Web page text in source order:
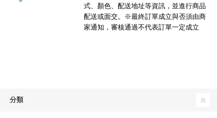
式、顏色、配送地址等資訊，並進行商品
配送或面交。※最終訂單成立與否須由商
家通知，審核通過不代表訂單一定成立
分類